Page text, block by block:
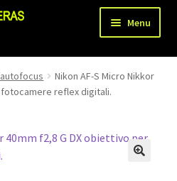
Menu
child
Nikon AF-S Micro Nikkor
reflex digitali.